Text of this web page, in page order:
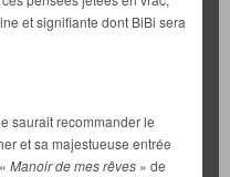
et signifiante dont BiBi sera
saurait recommander le
et sa majestueuse entrée
Manoir de mes rêves » de